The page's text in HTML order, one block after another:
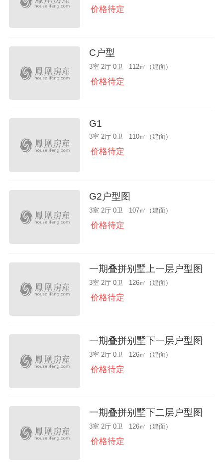
价格待定
C户型
3室 2厅 0卫 112㎡（建面）
价格待定
G1
3室 2厅 0卫 110㎡（建面）
价格待定
G2户型图
3室 2厅 0卫 107㎡（建面）
价格待定
一期叠拼别墅上一层户型图
3室 2厅 0卫 126㎡（建面）
价格待定
一期叠拼别墅下一层户型图
3室 2厅 0卫 126㎡（建面）
价格待定
一期叠拼别墅下二层户型图
3室 2厅 0卫 126㎡（建面）
价格待定